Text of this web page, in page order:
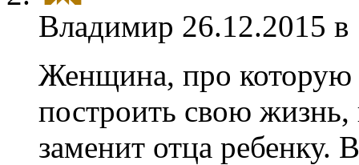
Владимир 26.12.2015
Женщина, про которую
построить свою
заменит отца ребенку.